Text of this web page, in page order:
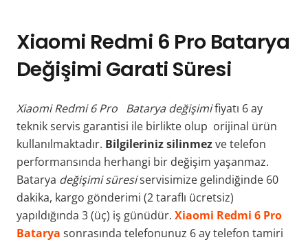
Xiaomi Redmi 6 Pro Batarya
Değişimi Garati Süresi
Xiaomi Redmi 6 Pro Batarya değişimifiyatı 6 ay
teknik servis garantisi ile birlikte olup orijinal ürün
kullanılmaktadır. Bilgileriniz silinmezve telefon
performansında herhangi bir değişim yaşanmaz.
Batarya değişimi süresiservisimize gelindiğinde 60
dakika, kargo gönderimi (2 taraflı ücretsiz)
yapıldığında 3 (üç) iş günüdür. Xiaomi Redmi 6 Pro
Batarya sonrasında telefonunuz 6 ay telefon tamiri